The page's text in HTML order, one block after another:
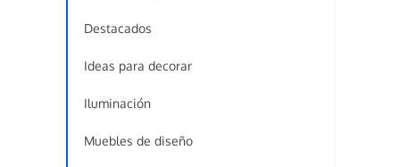
Destacados
Ideas para decorar
Iluminación
Muebles de diseño